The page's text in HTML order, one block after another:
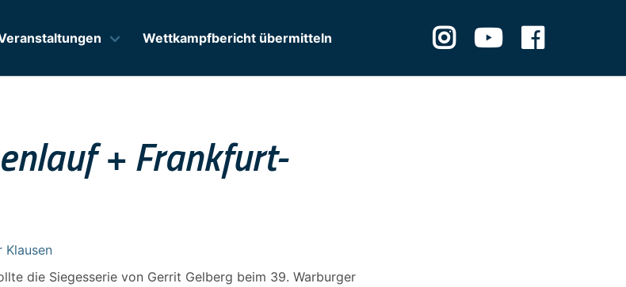
Wettkampfbericht übermitteln
+ Frankfurt-
Klausen
die Siegesserie von Gerrit Gelberg beim 39. Warburger